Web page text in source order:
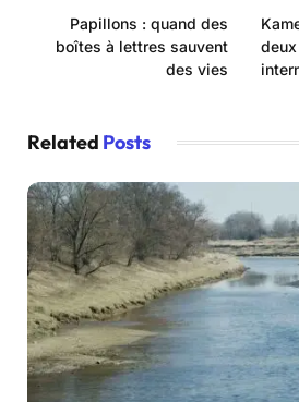
Papillons : quand des
boîtes à lettres sauvent
des vies
deux
Related Posts